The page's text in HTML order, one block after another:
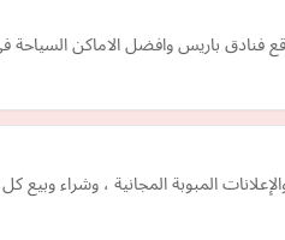
باريس وافضل الاماكن السياحة
المبوبة المجانية ، وشراء وبيع